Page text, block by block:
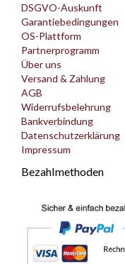
DSGVO-Auskunft
Garantiebedingungen
OS-Plattform
Partnerprogramm
Über uns
Versand & Zahlung
AGB
Widerrufsbelehrung
Bankverbindung
Datenschutzerklärung
Impressum
Bezahlmethoden